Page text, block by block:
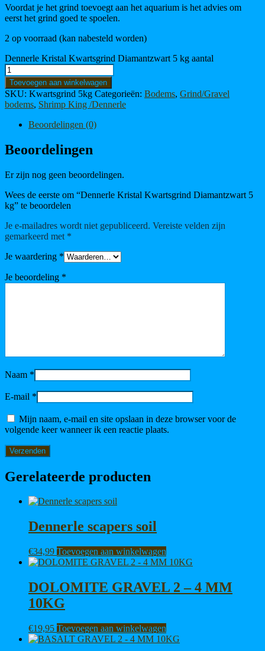
Voordat je het grind toevoegt aan het aquarium is het advies om
eerst het grind goed te spoelen.
2 op voorraad (kan nabesteld worden)
Dennerle Kristal Kwartsgrind Diamantzwart 5 kg aantal
Toevoegen aan winkelwagen
SKU: Kwartsgrind 5kg Categorieën: Bodems, Grind/Gravel
bodems, Shrimp King /Dennerle
Beoordelingen (0)
Beoordelingen
Er zijn nog geen beoordelingen.
Wees de eerste om “Dennerle Kristal Kwartsgrind Diamantzwart 5
kg” te beoordelen
Je e-mailadres wordt niet gepubliceerd. Vereiste velden zijn
gemarkeerd met *
Je waardering *
Je beoordeling *
Naam *
E-mail *
Mijn naam, e-mail en site opslaan in deze browser voor de
volgende keer wanneer ik een reactie plaats.
Gerelateerde producten
Dennerle scapers soil
€34,99 Toevoegen aan winkelwagen
DOLOMITE GRAVEL 2 – 4 MM
10KG
€19,95 Toevoegen aan winkelwagen